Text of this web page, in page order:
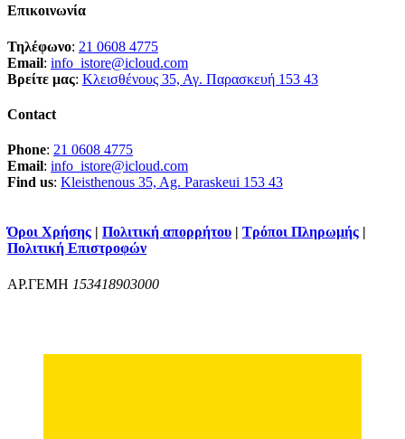
Επικοινωνία
Τηλέφωνο: 21 0608 4775
Email: info_istore@icloud.com
Βρείτε μας: Κλεισθένους 35, Αγ. Παρασκευή 153 43
Contact
Phone: 21 0608 4775
Email: info_istore@icloud.com
Find us: Kleisthenous 35, Ag. Paraskeui 153 43
Όροι Χρήσης | Πολιτική απορρήτου | Τρόποι Πληρωμής |
Πολιτική Επιστροφών
ΑΡ.ΓΕΜΗ 153418903000